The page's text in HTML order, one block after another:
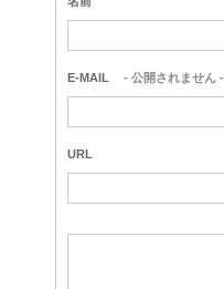
E-MAIL - 公開されません -
URL